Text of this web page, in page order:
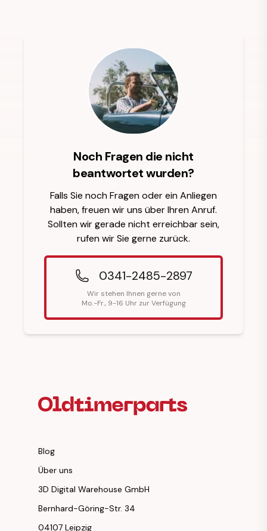
Noch Fragen die nicht
beantwortet wurden?
Falls Sie noch Fragen oder ein Anliegen
haben, freuen wir uns über Ihren Anruf.
Sollten wir gerade nicht erreichbar sein,
rufen wir Sie gerne zurück.
0341-2485-2897
Wir stehen Ihnen gerne von
Mo.-Fr., 9-16 Uhr zur Verfügung
Blog
Über uns
3D Digital Warehouse GmbH
Bernhard-Göring-Str. 34
04107 Leipzig